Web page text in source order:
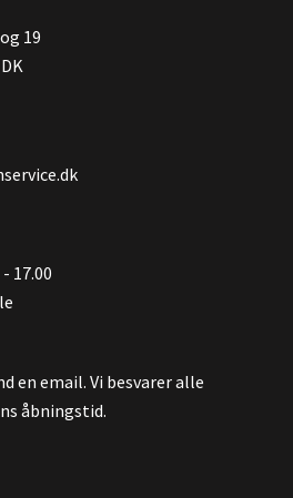
19
17.00
en email. Vi besvarer alle
åbningstid.